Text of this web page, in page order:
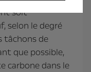
soit
selon le degré
tâchons de
que possible,
carbone dans le